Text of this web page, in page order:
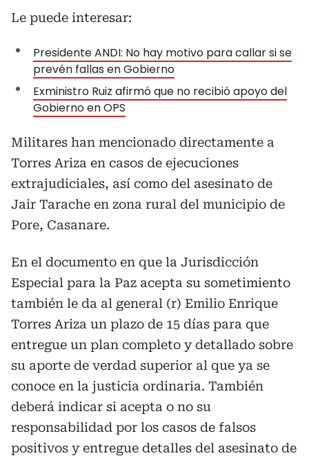
Le puede interesar:
Presidente ANDI: No hay motivo para callar si se
prevén fallas en Gobierno
Exministro Ruiz afirmó que no recibió apoyo del
Gobierno en OPS
Militares han mencionado directamente a
Torres Ariza en casos de ejecuciones
extrajudiciales, así como del asesinato de
Jair Tarache en zona rural del municipio de
Pore, Casanare.
En el documento en que la Jurisdicción
Especial para la Paz acepta su sometimiento
también le da al general (r) Emilio Enrique
Torres Ariza un plazo de 15 días para que
entregue un plan completo y detallado sobre
su aporte de verdad superior al que ya se
conoce en la justicia ordinaria. También
deberá indicar si acepta o no su
responsabilidad por los casos de falsos
positivos y entregue detalles del asesinato de